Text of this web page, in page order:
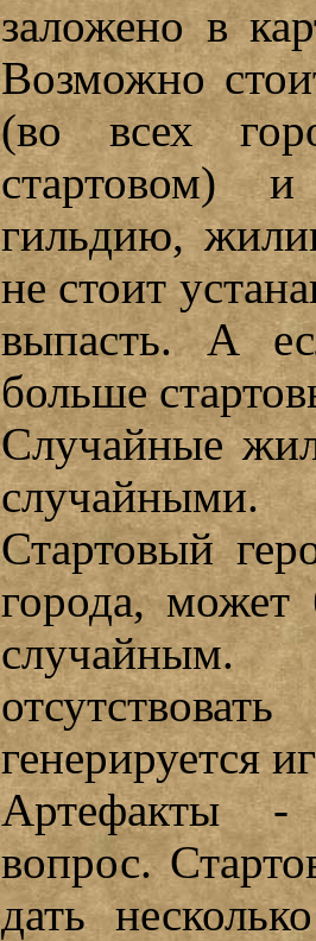
заложено в
Возможно
(во всех
стартовом)
гильдию,
не стоит
выпасть. А
больше
Случайные
случайными.
Стартовый
города,
генерируется
Артефакты -
вопрос.
дать